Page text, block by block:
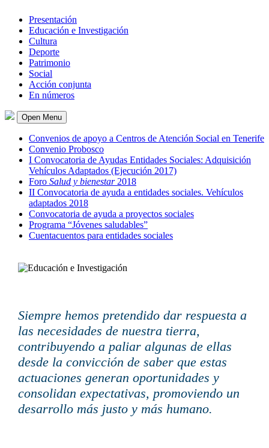
Presentación
Educación e Investigación
Cultura
Deporte
Patrimonio
Social
Acción conjunta
En números
Open Menu
Convenios de apoyo a Centros de Atención Social en Tenerife
Convenio Probosco
I Convocatoria de Ayudas Entidades Sociales: Adquisición
Vehículos Adaptados (Ejecución 2017)
Foro Salud y bienestar2018
II Convocatoria de ayuda a entidades sociales. Vehículos
adaptados 2018
Convocatoria de ayuda a proyectos sociales
Programa “Jóvenes saludables”
Cuentacuentos para entidades sociales
Siempre hemos pretendido dar respuesta a
las necesidades de nuestra tierra,
contribuyendo a paliar algunas de ellas
desde la convicción de saber que estas
actuaciones generan oportunidades y
consolidan expectativas, promoviendo un
desarrollo más justo y más humano.